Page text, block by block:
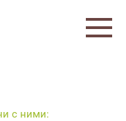
с ними: